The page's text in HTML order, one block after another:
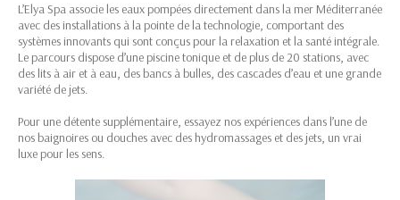
L’Elya Spa associe les eaux pompées directement dans la mer Méditerranée
avec des installations à la pointe de la technologie, comportant des
systèmes innovants qui sont conçus pour la relaxation et la santé intégrale.
Le parcours dispose d’une piscine tonique et de plus de 20 stations, avec
des lits à air et à eau, des bancs à bulles, des cascades d’eau et une grande
variété de jets.
Pour une détente supplémentaire, essayez nos expériences dans l’une de
nos baignoires ou douches avec des hydromassages et des jets, un vrai
luxe pour les sens.